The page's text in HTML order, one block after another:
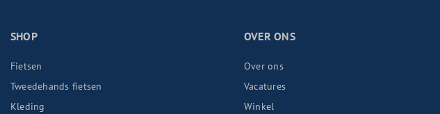
SHOP
Fietsen
Tweedehands fietsen
Kleding
OVER ONS
Over ons
Vacatures
Winkel